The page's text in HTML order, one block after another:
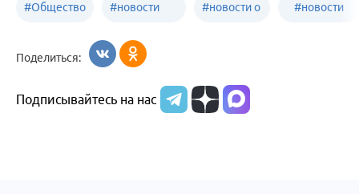
#Общество #новости
образования
#новости о
Алтайского
#новости
Поделиться:
Подписывайтесь на нас